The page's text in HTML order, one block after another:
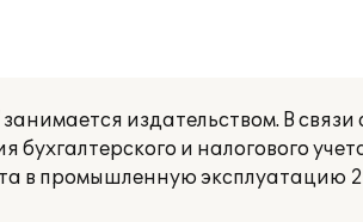
издательством. В
бухгалтерского и налогового
в промышленную эксплуатацию